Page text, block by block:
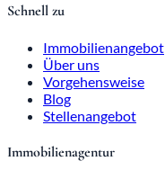
Schnell zu
Immobilienangebot
Über uns
Vorgehensweise
Blog
Stellenangebot
Immobilienagentur